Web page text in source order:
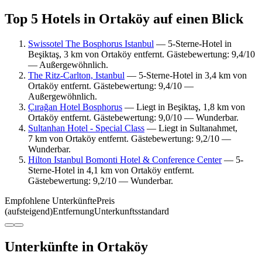
Top 5 Hotels in Ortaköy auf einen Blick
Swissotel The Bosphorus Istanbul — 5-Sterne-Hotel in
Beşiktaş, 3 km von Ortaköy entfernt. Gästebewertung: 9,4/10
— Außergewöhnlich.
The Ritz-Carlton, Istanbul — 5-Sterne-Hotel in 3,4 km von
Ortaköy entfernt. Gästebewertung: 9,4/10 —
Außergewöhnlich.
Çırağan Hotel Bosphorus — Liegt in Beşiktaş, 1,8 km von
Ortaköy entfernt. Gästebewertung: 9,0/10 — Wunderbar.
Sultanhan Hotel - Special Class — Liegt in Sultanahmet,
7 km von Ortaköy entfernt. Gästebewertung: 9,2/10 —
Wunderbar.
Hilton Istanbul Bomonti Hotel & Conference Center— 5-
Sterne-Hotel in 4,1 km von Ortaköy entfernt.
Gästebewertung: 9,2/10 — Wunderbar.
Empfohlene UnterkünftePreis
(aufsteigend)EntfernungUnterkunftsstandard
Unterkünfte in Ortaköy